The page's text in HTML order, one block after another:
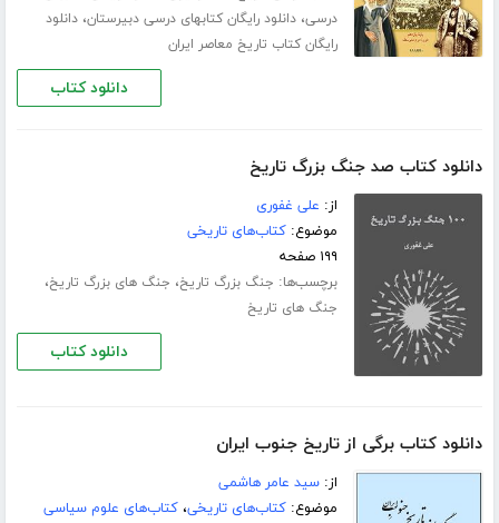
درسی،دانلود رایگان کتابهای درسی دبیرستان،دانلود
رایگان کتاب تاریخ معاصر ایران
دانلود کتاب
دانلود کتاب صد جنگ بزرگ تاریخ
از: علی غفوری
موضوع:کتاب‌های تاریخی
۱۹۹ صفحه
برچسب‌ها: جنگ بزرگ تاریخ، جنگ های بزرگ تاریخ،
جنگ های تاریخ
دانلود کتاب
دانلود کتاب برگی از تاریخ جنوب ایران
از:سید عامر هاشمی
موضوع:کتاب‌های تاریخی،کتاب‌های علوم سیاسی